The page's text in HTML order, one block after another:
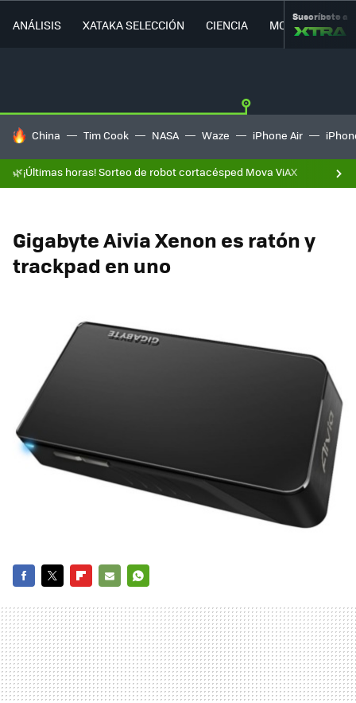
ANÁLISIS XATAKA SELECCIÓN CIENCIA MOVILIDAD
Suscríbete a
HOY SE HABLA DE
China Tim Cook NASA Waze iPhone Air
🌿¡Últimas horas! Sorteo de robot cortacésped Mova ViAX
Gigabyte Aivia Xenon es ratón y
trackpad en uno
MAIL